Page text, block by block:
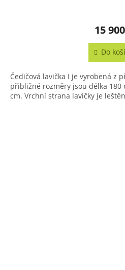
15
Do
Čedičová lavička I je vyrobená z
přibližné rozměry jsou délka 180
cm. Vrchní strana lavičky je